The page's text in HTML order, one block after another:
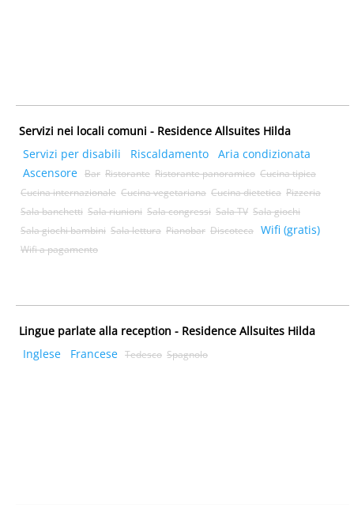
Servizi nei locali comuni - Residence Allsuites Hilda
Servizi per disabili
Riscaldamento
Aria condizionata
Ascensore Bar Ristorante Ristorante panoramico Cucina tipica
Cucina internazionale Cucina vegetariana Cucina dietetica Pizzeria
Sala banchetti Sala riunioni Sala congressi Sala TV Sala giochi
Sala giochi bambini Sala lettura Pianobar Discoteca Wifi (gratis)
Wifi a pagamento
Lingue parlate alla reception - Residence Allsuites Hilda
Inglese
Francese Tedesco Spagnolo